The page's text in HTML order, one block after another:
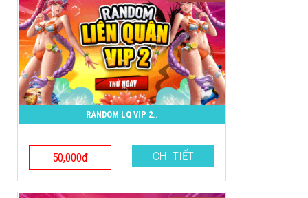
RANDOM LQ VIP 2..
50,000đ CHI TIẾT